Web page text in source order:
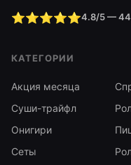
⭐⭐⭐⭐⭐4.8/5 —
КАТЕГОРИИ
Акция месяца
Суши-трайфл
Онигири
Сеты